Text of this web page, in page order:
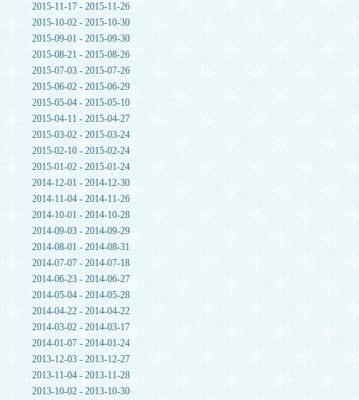
2015-11-17 - 2015-11-26
2015-10-02 - 2015-10-30
2015-09-01 - 2015-09-30
2015-08-21 - 2015-08-26
2015-07-03 - 2015-07-26
2015-06-02 - 2015-06-29
2015-05-04 - 2015-05-10
2015-04-11 - 2015-04-27
2015-03-02 - 2015-03-24
2015-02-10 - 2015-02-24
2015-01-02 - 2015-01-24
2014-12-01 - 2014-12-30
2014-11-04 - 2014-11-26
2014-10-01 - 2014-10-28
2014-09-03 - 2014-09-29
2014-08-01 - 2014-08-31
2014-07-07 - 2014-07-18
2014-06-23 - 2014-06-27
2014-05-04 - 2014-05-28
2014-04-22 - 2014-04-22
2014-03-02 - 2014-03-17
2014-01-07 - 2014-01-24
2013-12-03 - 2013-12-27
2013-11-04 - 2013-11-28
2013-10-02 - 2013-10-30